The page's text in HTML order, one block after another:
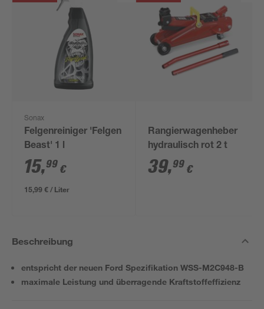
Sonax
Felgenreiniger 'Felgen
Beast' 1 l
15,99 €
15,99 € / Liter
Rangierwagenheber
hydraulisch rot 2 t
39,99 €
Beschreibung
entspricht der neuen Ford Spezifikation WSS-M2C948-B
maximale Leistung und überragende Kraftstoffeffizienz